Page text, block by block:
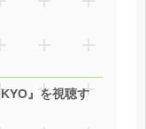
』を視聴す